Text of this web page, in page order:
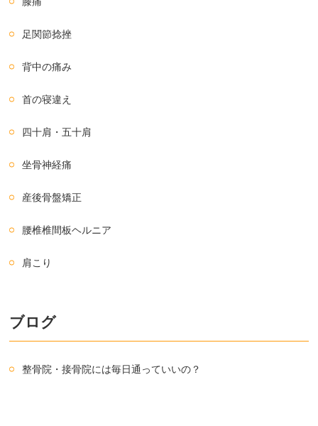
足関節捻挫
背中の痛み
首の寝違え
四十肩・五十肩
坐骨神経痛
産後骨盤矯正
腰椎椎間板ヘルニア
肩こり
ブログ
整骨院・接骨院には毎日通っていいの？